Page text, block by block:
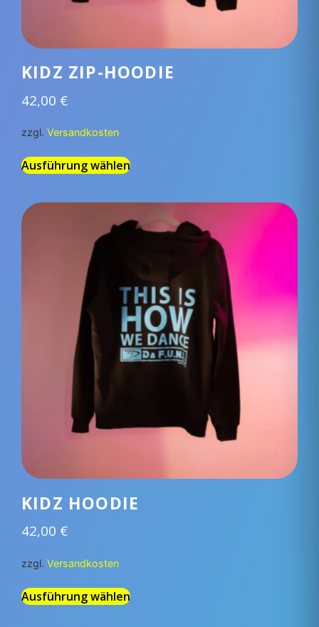
KIDZ ZIP-HOODIE
42,00 €
zzgl. Versandkosten
Ausführung wählen
KIDZ HOODIE
42,00 €
zzgl. Versandkosten
Ausführung wählen